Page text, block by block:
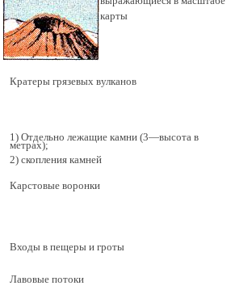
карты
Кратеры грязевых вулканов
1) Отдельно лежащие камни (3—высота в
метрах);
2) скопления камней
Карстовые воронки
Входы в пещеры и гроты
Лавовые потоки